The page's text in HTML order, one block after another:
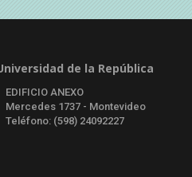
de la República
EDIFICIO ANEXO
Mercedes 1737 - Montevideo
Teléfono: (598) 24092227